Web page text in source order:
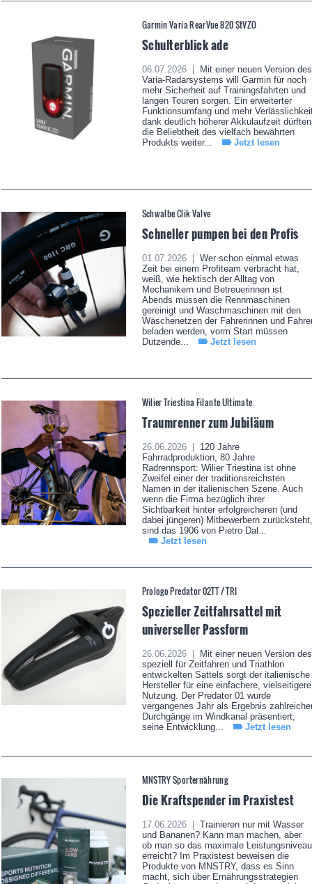
Garmin Varia RearVue 820 StVZO
Schulterblick ade
06.07.2026 |
Mit einer neuen Version des
Varia-Radarsystems will Garmin für noch
mehr Sicherheit auf Trainingsfahrten und
langen Touren sorgen. Ein erweiterter
Funktionsumfang und mehr
dank deutlich höherer Akkulaufzeit dürften
die Beliebtheit des vielfach bewährten
Produkts weiter...
Jetzt lesen
Schwalbe Clik Valve
Schneller pumpen bei den Profis
01.07.2026 |
Wer schon einmal etwas
Zeit bei einem Profiteam verbracht hat,
weiß, wie hektisch der Alltag von
Mechanikern und Betreuerinnen ist.
Abends müssen die Rennmaschinen
gereinigt und Waschmaschinen mit den
Wäschenetzen der Fahrerinnen und
beladen werden, vorm Start müssen
Dutzende...
Jetzt lesen
Wilier Triestina Filante Ultimate
Traumrenner zum Jubiläum
26.06.2026 |
120 Jahre
Fahrradproduktion, 80 Jahre
Radrennsport: Wilier Triestina ist ohne
Zweifel einer der traditionsreichsten
Namen in der italienischen Szene. Auch
wenn die Firma bezüglich ihrer
Sichtbarkeit hinter erfolgreicheren (und
dabei jüngeren) Mitbewerbern zurücksteht,
sind das 1906 von Pietro Dal...
Jetzt lesen
Prologo Predator 02TT / TRI
Spezieller Zeitfahrsattel mit
universeller Passform
26.06.2026 |
Mit einer neuen Version des
speziell für Zeitfahren und Triathlon
entwickelten Sattels sorgt der italienische
Hersteller für eine einfachere, vielseitigere
Nutzung. Der Predator 01 wurde
vergangenes Jahr als Ergebnis
Durchgänge im Windkanal präsentiert;
seine Entwicklung...
Jetzt lesen
MNSTRY Sporternährung
Die Kraftspender im Praxistest
17.06.2026 |
Trainieren nur mit Wasser
und Bananen? Kann man machen, aber
ob man so das maximale Leistungsniveau
erreicht? Im Praxistest beweisen die
Produkte von MNSTRY, dass es Sinn
macht, sich über Ernährungsstrategien